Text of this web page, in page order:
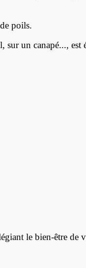
poils.
un canapé..., est
le bien-être de